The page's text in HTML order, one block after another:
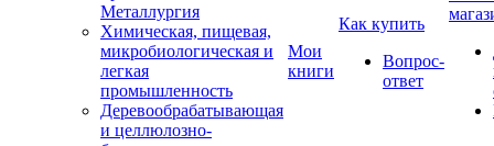
Металлургия
Химическая, пищевая,
микробиологическая и
легкая
промышленность
Деревообрабатывающая
и целлюлозно-
Мои
книги
Как купить
Вопрос-
ответ